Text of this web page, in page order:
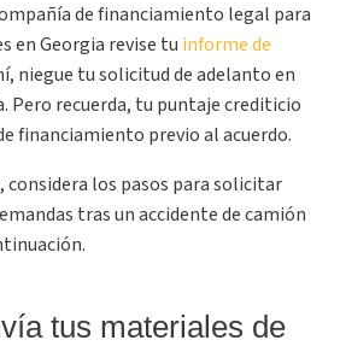
de financiamiento legal para
en Georgia revise tu informe de
niegue tu solicitud de adelanto en
Pero recuerda, tu puntaje crediticio
financiamiento previo al acuerdo.
considera los pasos para solicitar
tras un accidente de camión
tus materiales de